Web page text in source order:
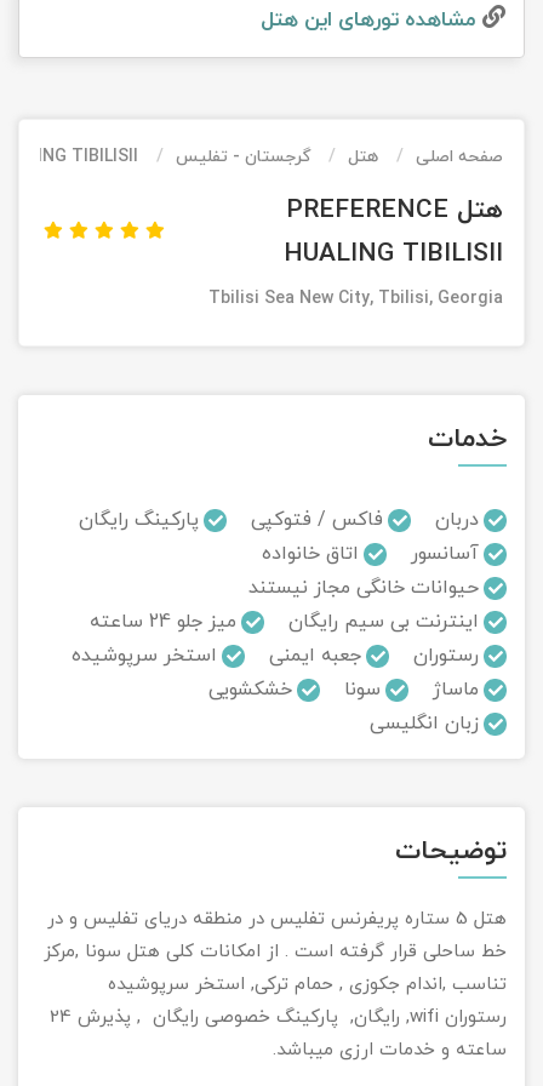
مشاهده تور‌های این هتل
صفحه اصلی هتل گرجستان - تفلیس TIBILISII
هتل PREFERENCE
HUALING TIBILISII
Tbilisi Sea New City, Tbilisi, Georgia
خدمات
دربان فاکس / فتوکپی
پارکینگ رایگان
آسانسور
اتاق خانواده
حیوانات خانگی مجاز نیستند
اینترنت بی سیم رایگان
میز جلو 24 ساعته
رستوران
جعبه ایمنی
استخر سرپوشیده
ماساژ
سونا
خشکشویی
زبان انگلیسی
توضیحات
هتل 5 ستاره پریفرنس تفلیس در منطقه دریای تفلیس و در
خط ساحلی قرار گرفته است . از امکانات کلی هتل سونا ,مرکز
تناسب ,اندام جکوزی , حمام ترکی, استخر سرپوشیده
رستوران wifi, رایگان, پارکینگ خصوصی رایگان , پذیرش 24
ساعته و خدمات ارزی میباشد.
تور کویر کاراکال
تور کویر مصر
تور کویر ابوزیدآباد
تور هرمز
تور مرداب سراوان
تور گلستان
تور سوباتان
تور چابهار
تور مرداب هسل
تور آفرود
تور کیش از ساری
اقساطی
تور کیش از بندرعباس
اقساطی
تور قزاقستان اقساطی
تور زیارتی اقساطی